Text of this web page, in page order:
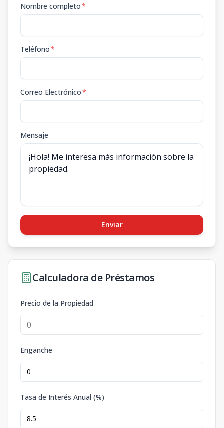
Nombre completo*
Teléfono*
Correo Electrónico*
Mensaje
Enviar
Calculadora de Préstamos
Precio de la Propiedad
Enganche
Tasa de Interés Anual (%)